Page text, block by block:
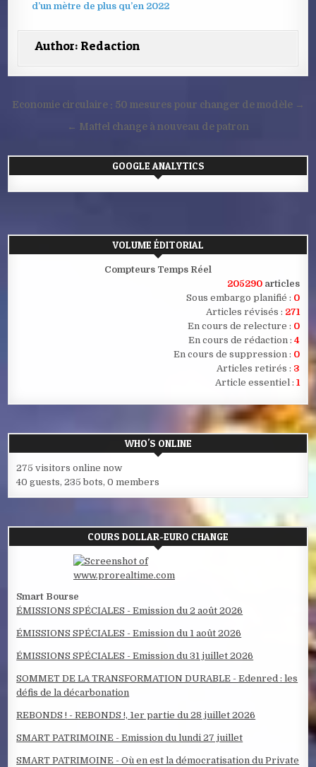
d’un mètre de plus qu’en 2022
Author: Redaction
Navigation
Economie circulaire : 50 mesures pour changer de modèle →
← Mattel change à nouveau de patron
GOOGLE ANALYTICS
VOLUME ÉDITORIAL
Compteurs Temps Réel
205290 articles
Sous embargo planifié : 0
Articles révisés : 271
En cours de relecture : 0
En cours de rédaction : 4
En cours de suppression : 0
Articles retirés : 3
Article essentiel : 1
WHO'S ONLINE
275 visitors online now
40 guests, 235 bots, 0 members
COURS DOLLAR-EURO CHANGE
Smart Bourse
ÉMISSIONS SPÉCIALES - Emission du 2 août 2026
ÉMISSIONS SPÉCIALES - Emission du 1 août 2026
ÉMISSIONS SPÉCIALES - Emission du 31 juillet 2026
SOMMET DE LA TRANSFORMATION DURABLE - Edenred : les
défis de la décarbonation
REBONDS ! - REBONDS !, 1er partie du 28 juillet 2026
SMART PATRIMOINE - Emission du lundi 27 juillet
SMART PATRIMOINE - Où en est la démocratisation du Private